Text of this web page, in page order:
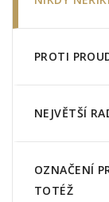
PROTI
NEJVĚTŠÍ
OZNAČENÍ
TOTÉŽ